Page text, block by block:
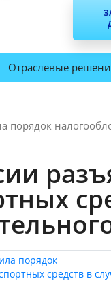
Отраслевые
порядок